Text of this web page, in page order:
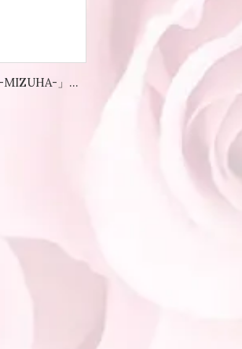
浅葱「魍魎 -MIZUHA-」河童手形